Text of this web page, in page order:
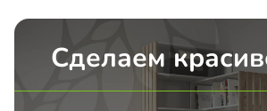
Сделаем